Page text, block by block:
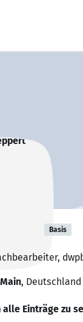
Basis
, Deutschland
alle Einträge zu